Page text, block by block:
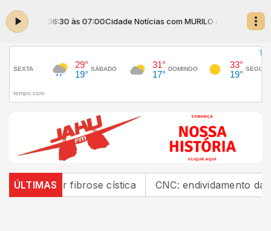
das 06:30 às 07:00Cidade Notícias com MURILO das 06:30 às 07:00
ÚLTIMAS
fibrose cística CNC: endividamento das famílias